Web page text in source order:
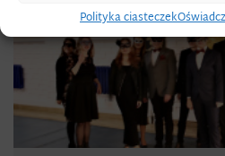
Polityka ciasteczek